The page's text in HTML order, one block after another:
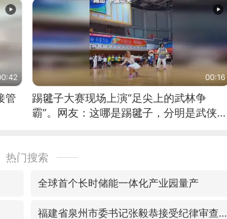
日电讯）
管
00:16
踢毽子大赛现场上演“足尖上的武林争
霸”。网友：这哪是踢毽子，分明是武侠片
热门搜索
全球首个长时储能一体化产业园量产
福建省泉州市委书记张毅恭接受纪律审查和监察调查